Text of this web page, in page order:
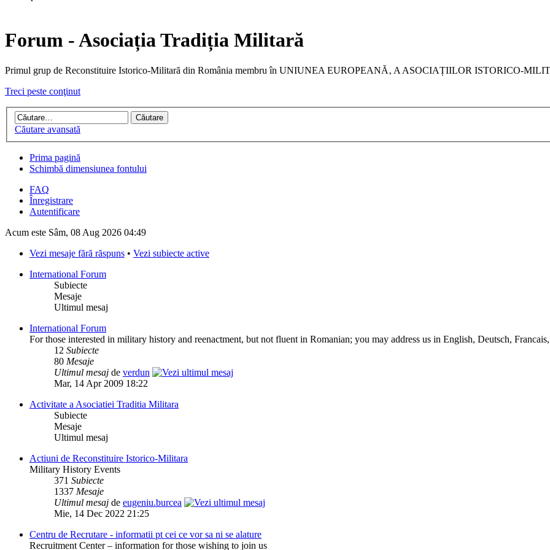
Forum - Asociația Tradiția Militară
Primul grup de Reconstituire Istorico-Militară din România membru în UNIUNEA EUROPEANĂ‚ A ASOCIAȚIILOR ISTORICO-
Treci peste conţinut
Căutare avansată
Prima pagină
Schimbă dimensiunea fontului
FAQ
Înregistrare
Autentificare
Acum este Sâm, 08 Aug 2026 04:49
Vezi mesaje fără răspuns • Vezi subiecte active
International Forum
Subiecte
Mesaje
Ultimul mesaj
International Forum
For those interested in military history and reenactment, but not fluent in Romanian; you may address us in English, Deutsch,
12 Subiecte
80 Mesaje
Ultimul mesaj de verdun
Mar, 14 Apr 2009 18:22
Activitate a Asociatiei Traditia Militara
Subiecte
Mesaje
Ultimul mesaj
Actiuni de Reconstituire Istorico-Militara
Military History Events
371 Subiecte
1337 Mesaje
Ultimul mesaj de eugeniu.burcea
Mie, 14 Dec 2022 21:25
Centru de Recrutare - informatii pt cei ce vor sa ni se alature
Recruitment Center – information for those wishing to join us